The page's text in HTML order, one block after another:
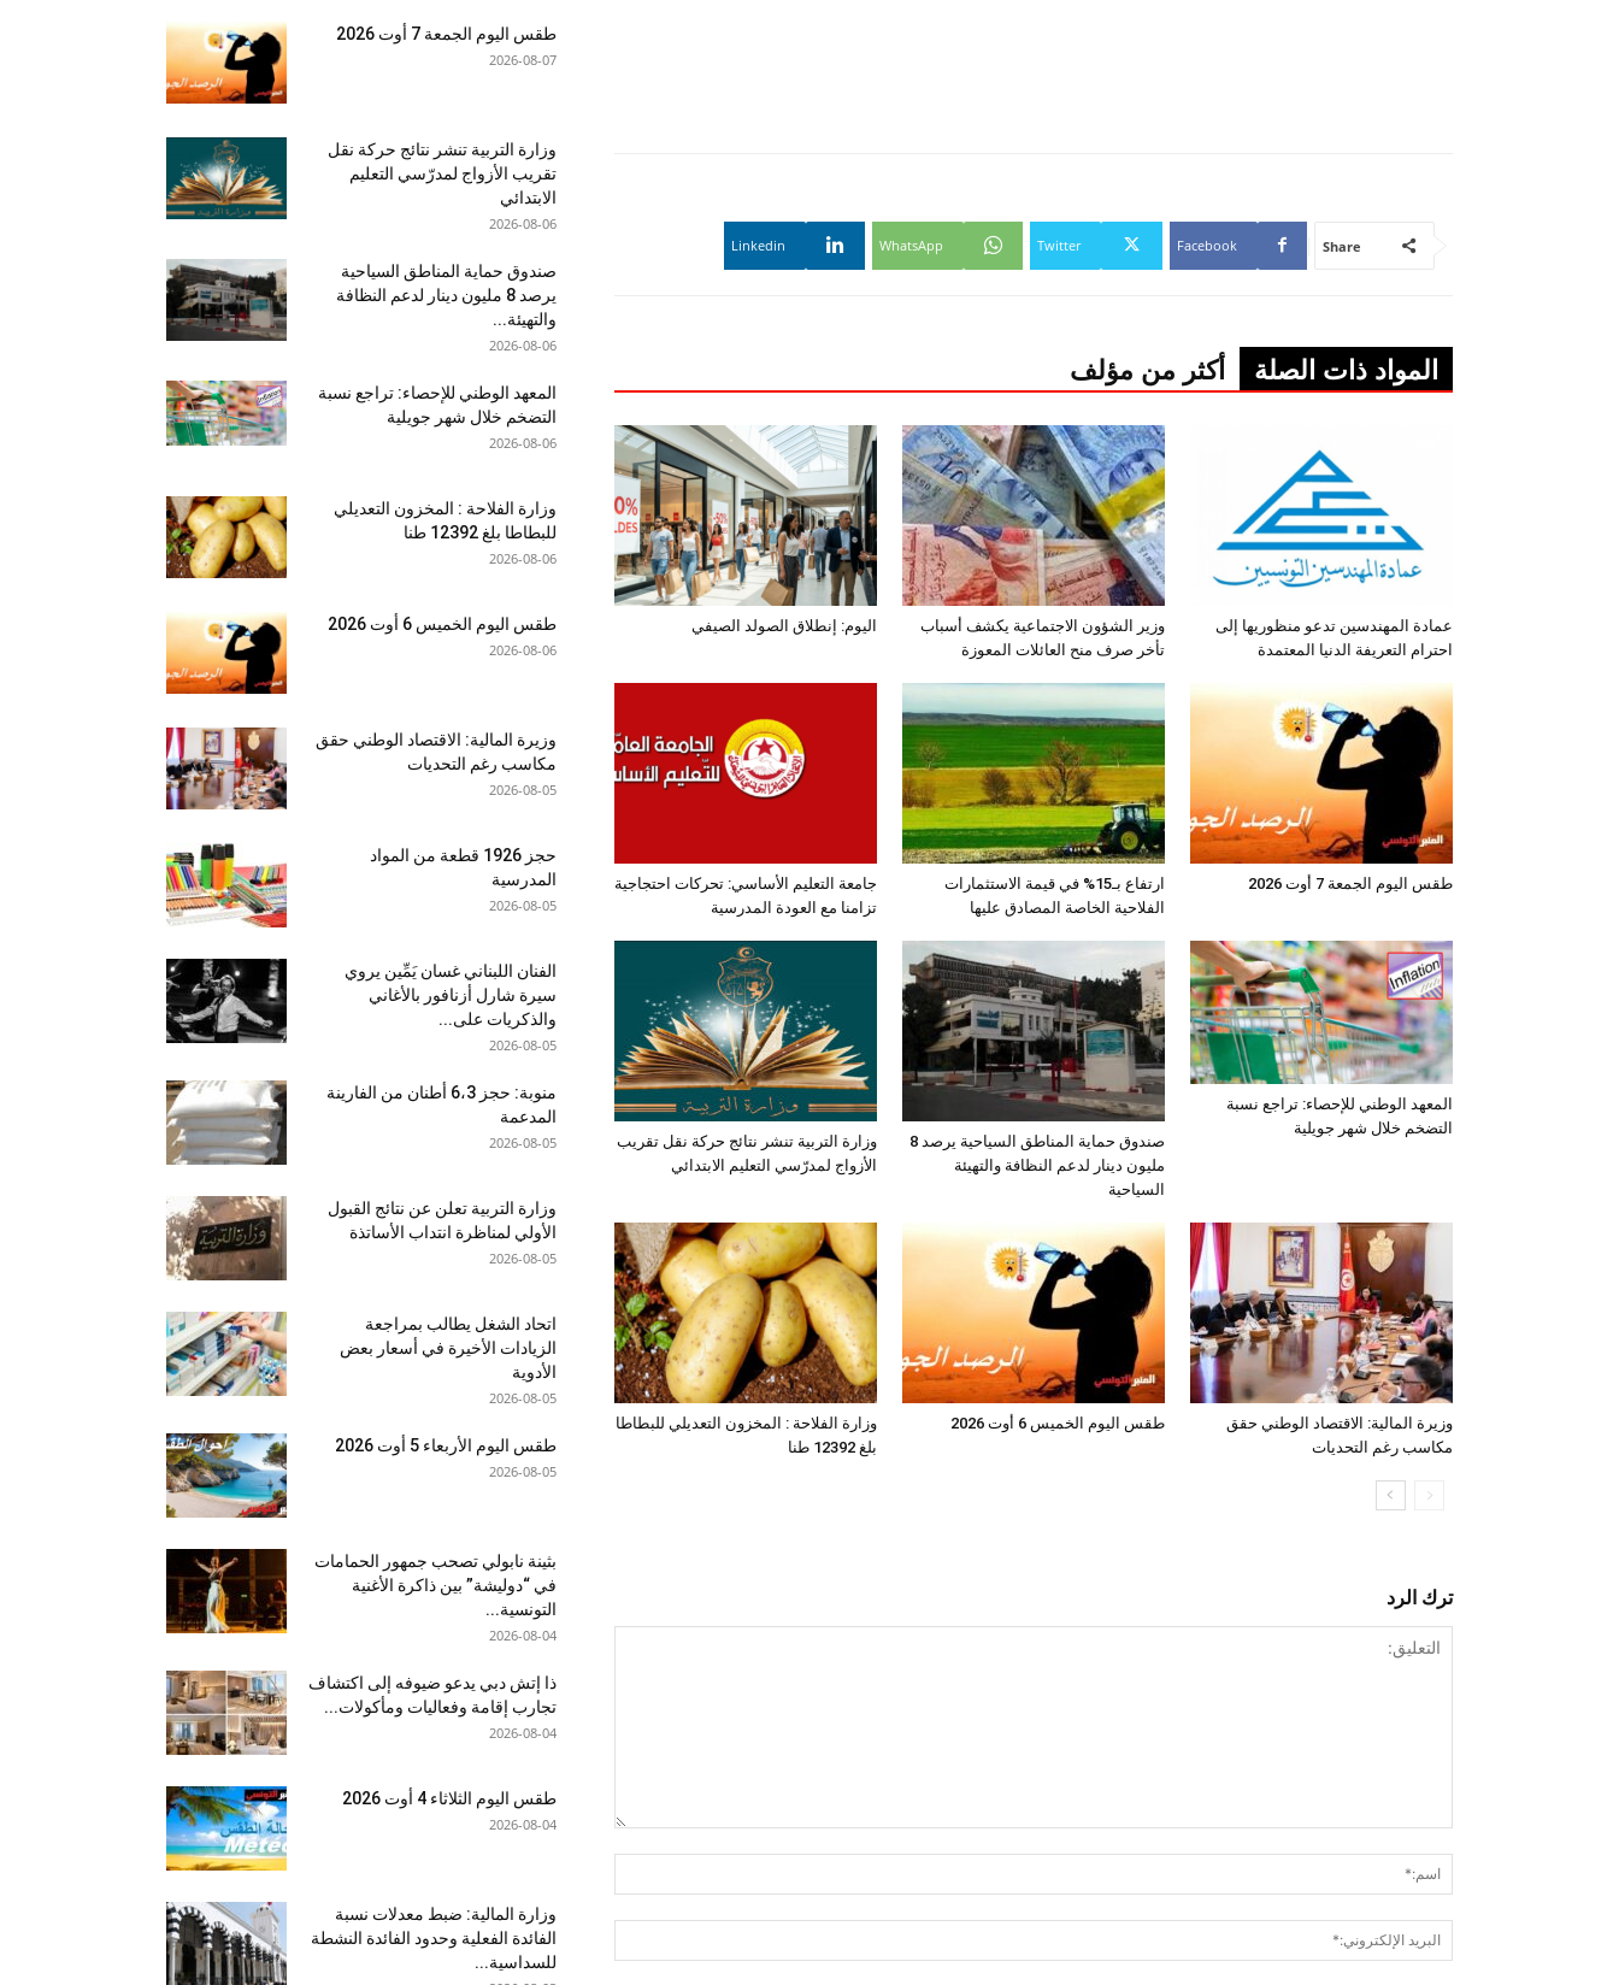
Share
Facebook
Twitter
WhatsApp
Linkedin
المواد ذات الصلة أكثر من مؤلف
اليوم: إنطلاق الصولد الصيفي
وزير الشؤون الاجتماعية يكشف أسباب
تأخر صرف منح العائلات المعوزة
عمادة المهندسين تدعو منظوريها إلى
احترام التعريفة الدنيا المعتمدة
جامعة التعليم الأساسي: تحركات احتجاجية
تزامنا مع العودة المدرسية
ارتفاع بـ15% في قيمة الاستثمارات
الفلاحية الخاصة المصادق عليها
طقس اليوم الجمعة 7 أوت 2026
وزارة التربية تنشر نتائج حركة نقل تقريب
الأزواج لمدرّسي التعليم الابتدائي
صندوق حماية المناطق السياحية يرصد 8
مليون دينار لدعم النظافة والتهيئة
السياحية
المعهد الوطني للإحصاء: تراجع نسبة
التضخم خلال شهر جويلية
وزارة الفلاحة : المخزون التعديلي للبطاطا
بلغ 12392 طنا
طقس اليوم الخميس 6 أوت 2026
وزيرة المالية: الاقتصاد الوطني حقق
مكاسب رغم التحديات
ترك الرد
طقس اليوم الجمعة 7 أوت 2026
2026-08-07
وزارة التربية تنشر نتائج حركة نقل
تقريب الأزواج لمدرّسي التعليم
الابتدائي
2026-08-06
صندوق حماية المناطق السياحية
يرصد 8 مليون دينار لدعم النظافة
والتهيئة...
2026-08-06
المعهد الوطني للإحصاء: تراجع نسبة
التضخم خلال شهر جويلية
2026-08-06
وزارة الفلاحة : المخزون التعديلي
للبطاطا بلغ 12392 طنا
2026-08-06
طقس اليوم الخميس 6 أوت 2026
2026-08-06
وزيرة المالية: الاقتصاد الوطني حقق
مكاسب رغم التحديات
2026-08-05
حجز 1926 قطعة من المواد
المدرسية
2026-08-05
الفنان اللبناني غسان يَمِّين يروي
سيرة شارل أزنافور بالأغاني
والذكريات على...
2026-08-05
منوبة: حجز 6،3 أطنان من الفارينة
المدعمة
2026-08-05
وزارة التربية تعلن عن نتائج القبول
الأولي لمناظرة انتداب الأساتذة
2026-08-05
اتحاد الشغل يطالب بمراجعة
الزيادات الأخيرة في أسعار بعض
الأدوية
2026-08-05
طقس اليوم الأربعاء 5 أوت 2026
2026-08-05
بثينة نابولي تصحب جمهور الحمامات
في “دوليشة” بين ذاكرة الأغنية
التونسية...
2026-08-04
ذا إتش دبي يدعو ضيوفه إلى اكتشاف
تجارب إقامة وفعاليات ومأكولات...
2026-08-04
طقس اليوم الثلاثاء 4 أوت 2026
2026-08-04
وزارة المالية: ضبط معدلات نسبة
الفائدة الفعلية وحدود الفائدة النشطة
للسداسية...